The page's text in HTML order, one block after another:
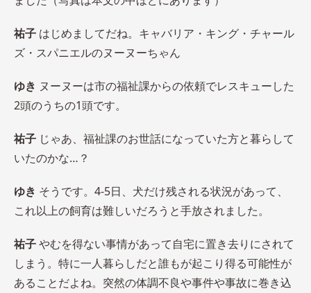
祐子 はじめましてだね。キャバリア・キング・チャール
ズ・スパニエルのヌーヌーちゃん
ゆき ヌーヌーは市の福祉課からの依頼でレスキューした
2頭のうちの1頭です。
祐子 じゃあ、福祉課のお世話になっていた方と暮らして
いたのかな…？
ゆき そうです。4-5日、犬だけ残される状況があって、
これ以上の飼育は難しいだろうと手放されました。
祐子やむを得ない事情があって自宅に置き去りにされて
しまう。特に一人暮らしだと誰もが起こり得る可能性が
あることだよね。突然の体調不良や事件や事故に巻き込